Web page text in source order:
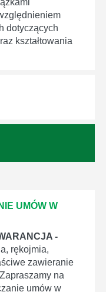
dotyczących
kształtowania
UMÓW W
-
rękojmia,
zawieranie
na
umów w